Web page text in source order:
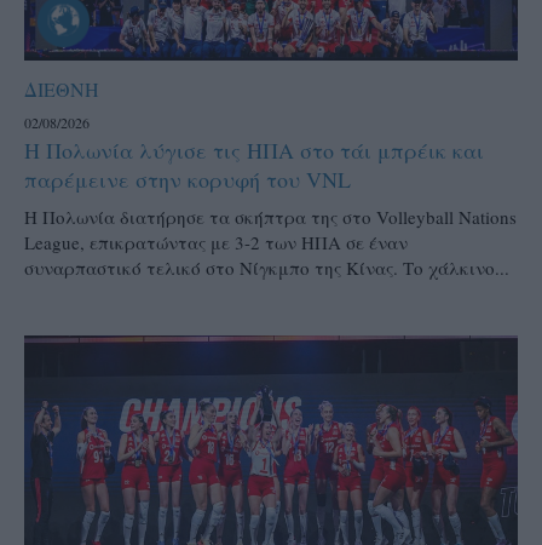
ΔΙΕΘΝΗ
02/08/2026
Η Πολωνία λύγισε τις ΗΠΑ στο τάι μπρέικ και
παρέμεινε στην κορυφή του VNL
Η Πολωνία διατήρησε τα σκήπτρα της στο Volleyball Nations
League, επικρατώντας με 3-2 των ΗΠΑ σε έναν
συναρπαστικό τελικό στο Νίγκμπο της Κίνας. Το χάλκινο...